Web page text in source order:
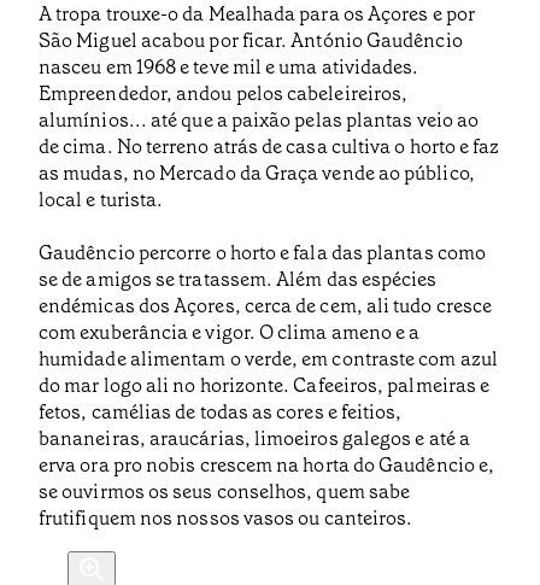
A tropa trouxe-o da Mealhada para os Açores e por
São Miguel acabou por ficar. António Gaudêncio
nasceu em 1968 e teve mil e uma atividades.
Empreendedor, andou pelos cabeleireiros,
alumínios... até que a paixão pelas plantas veio ao
de cima. No terreno atrás de casa cultiva o horto e faz
as mudas, no Mercado da Graça vende ao público,
local e turista.
Gaudêncio percorre o horto e fala das plantas como
se de amigos se tratassem. Além das espécies
endémicas dos Açores, cerca de cem, ali tudo cresce
com exuberância e vigor. O clima ameno e a
humidade alimentam o verde, em contraste com azul
do mar logo ali no horizonte. Cafeeiros, palmeiras e
fetos, camélias de todas as cores e feitios,
bananeiras, araucárias, limoeiros galegos e até a
erva ora pro nobis crescem na horta do Gaudêncio e,
se ouvirmos os seus conselhos, quem sabe
frutifiquem nos nossos vasos ou canteiros.